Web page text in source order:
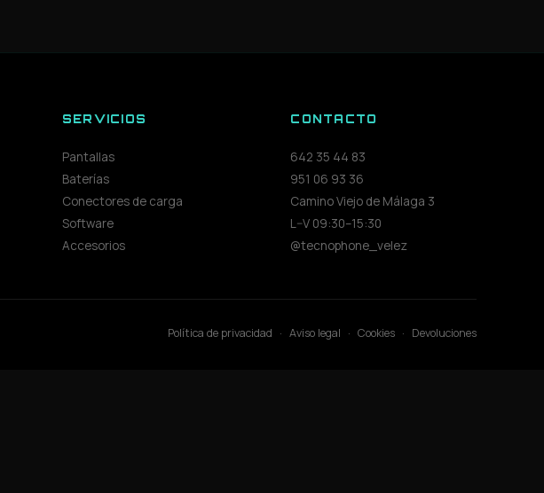
SERVICIOS
Pantallas
Baterías
Conectores de carga
Software
Accesorios
CONTACTO
642 35 44 83
951 06 93 36
Camino Viejo de Málaga 3
L–V 09:30–15:30
@tecnophone_velez
Política de privacidad · Aviso legal · Cookies · Devoluciones